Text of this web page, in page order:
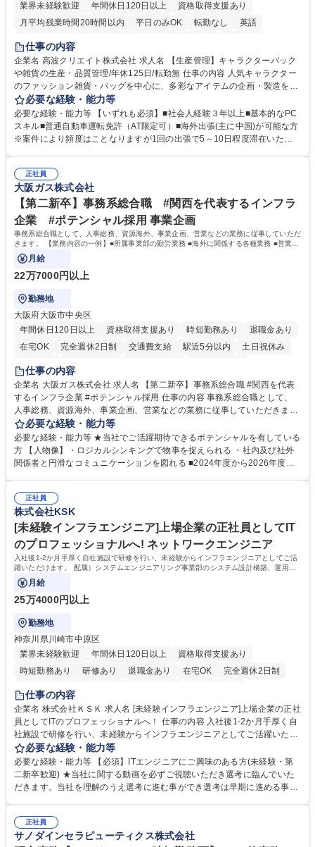
業界未経験歓迎
年間休日120日以上
資格取得支援あり
月平均残業時間20時間以内
平日のみOK 転勤なし
英語
住宅手当あり
完全週休2日制
交通費支給 駅近5分以内 中国語 土日祝休み
仕事の内容
企業名 高波クリエイト株式会社 求人名 【生産管理】キャラクターバック
や雑貨の生産・品質管理/年休125日/転勤無 仕事の内容 人気キャラクター
のファッション雑貨・バッグを中心に、多彩なアイテムの企画・製造を手
掛ける当社にて、自社企画・開発商品の生産管理・品質管理を担当。『か
わいい』を届けるやりがいのあるポジションです。 有名ブランドやキャラ
クターライセンスを活用した商品の企画・開発・販売を行っています。企
画段階から納品まで、商品の製造に関わる全てのプロセスにおいて、生産
元様とのやり取り、輸入関連の書類の管理、国内倉庫での品質チェック、
工場開拓などがございます。 募集職種 【生産管理】キャラクターバック
や雑貨の生産・品質管理/年休125日/転勤無
必要な経験・能力等
必要な経験・能力等 【いずれも必須】■社会人経験３年以上■基本的なPC
スキル■普通自動車運転免許（AT限定可）■海外出張(主に中国)が可能な方
※案件により頻度はことなりますが1回の出張で5～10日程度滞在いただ
め、『コツコツと実直に取り組める方』 ・工場やライセンス元を含む社内
外関係者と友好なコミュニケーションが取れる方 ※折衝は営業担当がメイ
ンで行います。 学歴・資格 学歴：大学院 大学 高専 短大 専修学校 高校 語
学力： 資格：
正社員
大阪ガス株式会社
【第二新卒】事務系総合職 #関西を代表するインフラ
企業 #ポテンシャル採用 事業企画
事務系総合職として、人事総務、資源海外、事業企画、営業などの業務に従事していただ
きます。 【業務内容の一例】■所属事業部の勤労業務 ■海外に関係する各種業務 ■営業部
門の企画スタッフ、ルート営業
月給
22万7000円以上
勤務地
大阪府大阪市中央区
年間休日120日以上
資格取得支援あり 時短勤務あり
退職金あり
在宅OK
完全週休2日制 交通費支給 駅近5分以内
土日祝休み
服装自由
第二新卒歓迎
仕事の内容
企業名 大阪ガス株式会社 求人名 【第二新卒】事務系総合職 #関西を代表
するインフラ企業 #ポテンシャル採用 仕事の内容 事務系総合職として、
人事総務、資源海外、事業企画、営業などの業務に従事していただきま
す。 【業務内容の一例】■所属事業部の勤労業務 ■海外に関係する各種業
務 ■営業部門の企画スタッフ、ルート営業 【キャリアパス】入社後の配属
ポジションで一定期間ご活躍頂いた後、本人の適性及び将来のキャリアを
鑑みてジョブローテーションを行います。 【育成】OJTでの現場育成や研
表するインフラ企業 #ポテンシャル採用
必要な経験・能力等
必要な経験・能力等 ★当社でご活躍期待できるポテンシャルを有している
方 【人物像】・ロジカルシンキングで物事を捉えられる ・社内及び社外
関係者と円滑なコミュニケーションを図れる ■2024年度から2026年度ま
72.html ■エネルギーセキュリティの不安定化や気候変動による自然災害の
甚大化など、これまで以上に社会課題解決の重要性が高まっています。
「未来の日常」の創造に向けて持続可能な社会の実現に貢献してまいりま
す。 学歴・資格 学歴：大学院 大学 語学力： 資格：
正社員
株式会社KSK
[未経験インフラエンジニア]上場企業の正社員としてIT
のプロフェッショナルへ! ネットワークエンジニア
入社後1-2か月手厚く自社施設で研修を行い、未経験からインフラエンジニアとしてご活
躍いただけます。 配属）システムエンジニアリング事業部のシステム設計構築、運用保
守
月給
25万4000円以上
勤務地
神奈川県川崎市中原区
業界未経験歓迎
年間休日120日以上
資格取得支援あり
時短勤務あり
研修あり 退職金あり 在宅OK
完全週休2日制
交通費支給
仕事の内容
企業名 株式会社ＫＳＫ 求人名 [未経験インフラエンジニア]上場企業の正社
員としてITのプロフェッショナルへ！ 仕事の内容 入社後1-2か月手厚く自
社施設で研修を行い、未経験からインフラエンジニアとしてご活躍いただ
けます。 配属）システムエンジニアリング事業部のシステム設計構築、運
用保守 【未経験でも上流工程にチャレンジ可能！】■未経験からエンジニ
アになる場合、多くの企業は監視や保守のみの案件からスタートとなりま
すが、本ポジションは入社後上流工程(設計や構築業務等)からスタートす
もあり、風通しのよさも魅力です。 募集職種 [未経験インフラエンジニア]
上場企業の正社員としてITのプロフェッショナルへ！
必要な経験・能力等
必要な経験・能力等 【必須】ITエンジニアにご興味のある方(未経験・第
二新卒歓迎) ★当社に関する動画を必ずご視聴いただき選考に臨んでいた
だきます。当社を理解のうえ選考に進む事ができ選考は早期に進める事が
連機器も自社で購入。教育投資約4億円（売上高比率2％）。社員一人当た
り教育費は日本の全上場企業ベスト10に入ります。 【定年まで働ける会
正社員
サノダインセラピューティクス株式会社